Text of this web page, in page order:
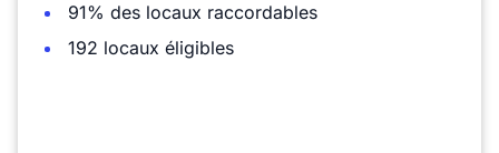
91% des locaux raccordables
192 locaux éligibles